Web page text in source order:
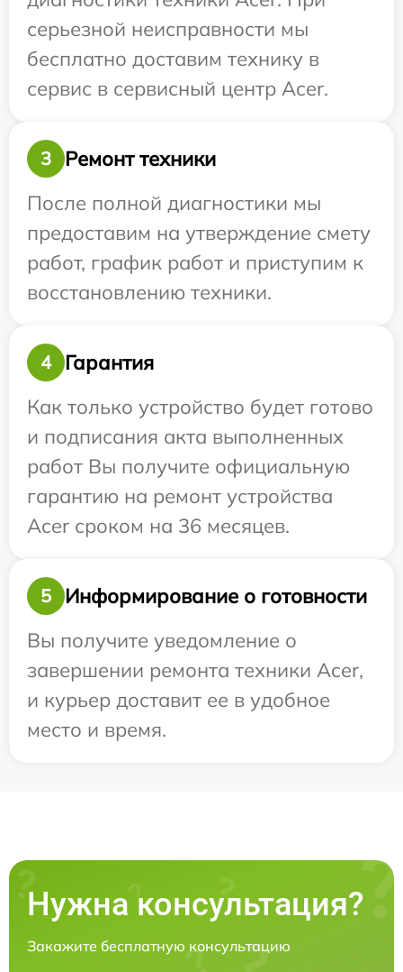
серьезной неисправности мы
бесплатно доставим технику в
сервис в сервисный центр Acer.
3
Ремонт техники
После полной диагностики мы
предоставим на утверждение смету
работ, график работ и приступим к
восстановлению техники.
4
Гарантия
Как только устройство будет готово
и подписания акта выполненных
работ Вы получите официальную
гарантию на ремонт устройства
Acer сроком на 36 месяцев.
5
Информирование о готовности
Вы получите уведомление о
завершении ремонта техники Acer,
и курьер доставит ее в удобное
место и время.
Нужна консультация?
Закажите бесплатную консультацию